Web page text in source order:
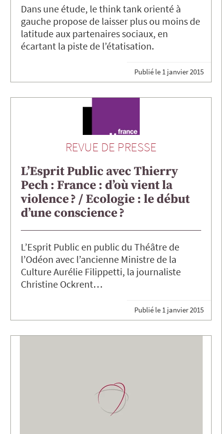
Dans une étude, le think tank orienté à
gauche propose de laisser plus ou moins de
latitude aux partenaires sociaux, en
écartant la piste de l’étatisation.
Publié le 1 janvier 2015
REVUE DE PRESSE
L’Esprit Public avec Thierry
Pech : France : d’où vient la
violence ? / Ecologie : le début
d’une conscience ?
L’Esprit Public en public du Théâtre de
l’Odéon avec l’ancienne Ministre de la
Culture Aurélie Filippetti, la journaliste
Christine Ockrent…
Publié le 1 janvier 2015